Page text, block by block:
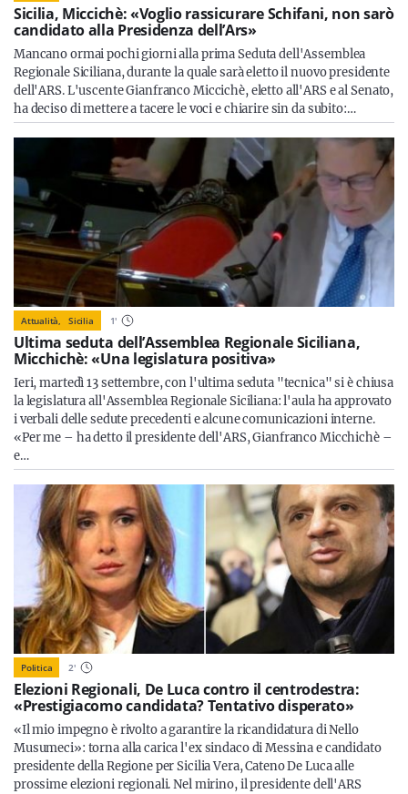
Sicilia, Miccichè: «Voglio rassicurare Schifani, non sarò
candidato alla Presidenza dell’Ars»
Mancano ormai pochi giorni alla prima Seduta dell'Assemblea
Regionale Siciliana, durante la quale sarà eletto il nuovo presidente
dell'ARS. L'uscente Gianfranco Miccichè, eletto all'ARS e al Senato,
ha deciso di mettere a tacere le voci e chiarire sin da subito:…
Attualità, Sicilia 1'
Ultima seduta dell’Assemblea Regionale Siciliana,
Micchichè: «Una legislatura positiva»
Ieri, martedì 13 settembre, con l'ultima seduta "tecnica" si è chiusa
la legislatura all'Assemblea Regionale Siciliana: l'aula ha approvato
i verbali delle sedute precedenti e alcune comunicazioni interne.
«Per me – ha detto il presidente dell'ARS, Gianfranco Micchichè –
e…
Politica 2'
Elezioni Regionali, De Luca contro il centrodestra:
«Prestigiacomo candidata? Tentativo disperato»
«Il mio impegno è rivolto a garantire la ricandidatura di Nello
Musumeci»: torna alla carica l'ex sindaco di Messina e candidato
presidente della Regione per Sicilia Vera, Cateno De Luca alle
prossime elezioni regionali. Nel mirino, il presidente dell'ARS